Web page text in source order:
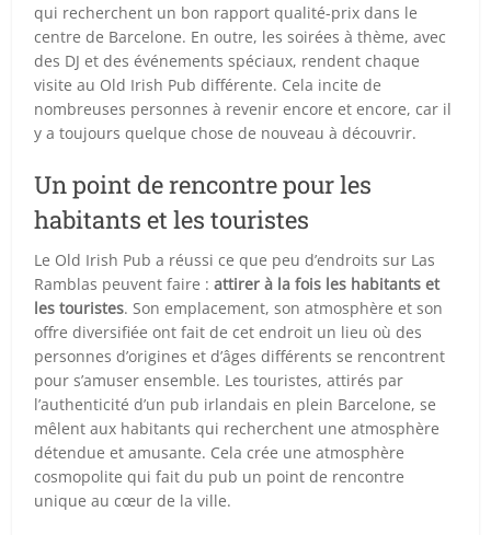
qui recherchent un bon rapport qualité-prix dans le
centre de Barcelone. En outre, les soirées à thème, avec
des DJ et des événements spéciaux, rendent chaque
visite au Old Irish Pub différente. Cela incite de
nombreuses personnes à revenir encore et encore, car il
y a toujours quelque chose de nouveau à découvrir.
Un point de rencontre pour les
habitants et les touristes
Le Old Irish Pub a réussi ce que peu d’endroits sur Las
Ramblas peuvent faire :attirer à la fois les habitants et
les touristes. Son emplacement, son atmosphère et son
offre diversifiée ont fait de cet endroit un lieu où des
personnes d’origines et d’âges différents se rencontrent
pour s’amuser ensemble. Les touristes, attirés par
l’authenticité d’un pub irlandais en plein Barcelone, se
mêlent aux habitants qui recherchent une atmosphère
détendue et amusante. Cela crée une atmosphère
cosmopolite qui fait du pub un point de rencontre
unique au cœur de la ville.